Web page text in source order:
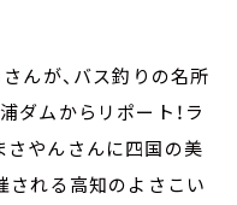
んが、バス釣りの名所
ダムからリポート！ラ
やんさんに四国の美
される高知のよさこい